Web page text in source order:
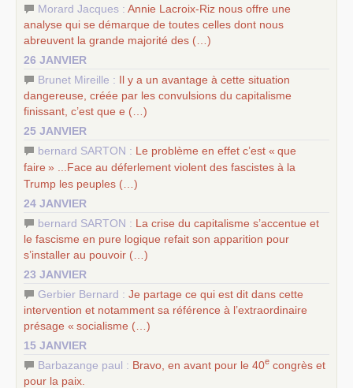
Morard Jacques : Annie Lacroix-Riz nous offre une
analyse qui se démarque de toutes celles dont nous
abreuvent la grande majorité des (…)
26 JANVIER
Brunet Mireille : Il y a un avantage à cette situation
dangereuse, créée par les convulsions du capitalisme
finissant, c’est que e (…)
25 JANVIER
bernard SARTON : Le problème en effet c’est « que
faire » ...Face au déferlement violent des fascistes à la
Trump les peuples (…)
24 JANVIER
bernard SARTON : La crise du capitalisme s’accentue et
le fascisme en pure logique refait son apparition pour
s’installer au pouvoir (…)
23 JANVIER
Gerbier Bernard : Je partage ce qui est dit dans cette
intervention et notamment sa référence à l’extraordinaire
présage « socialisme (…)
15 JANVIER
Barbazange paul : Bravo, en avant pour le 40e congrès et
pour la paix.